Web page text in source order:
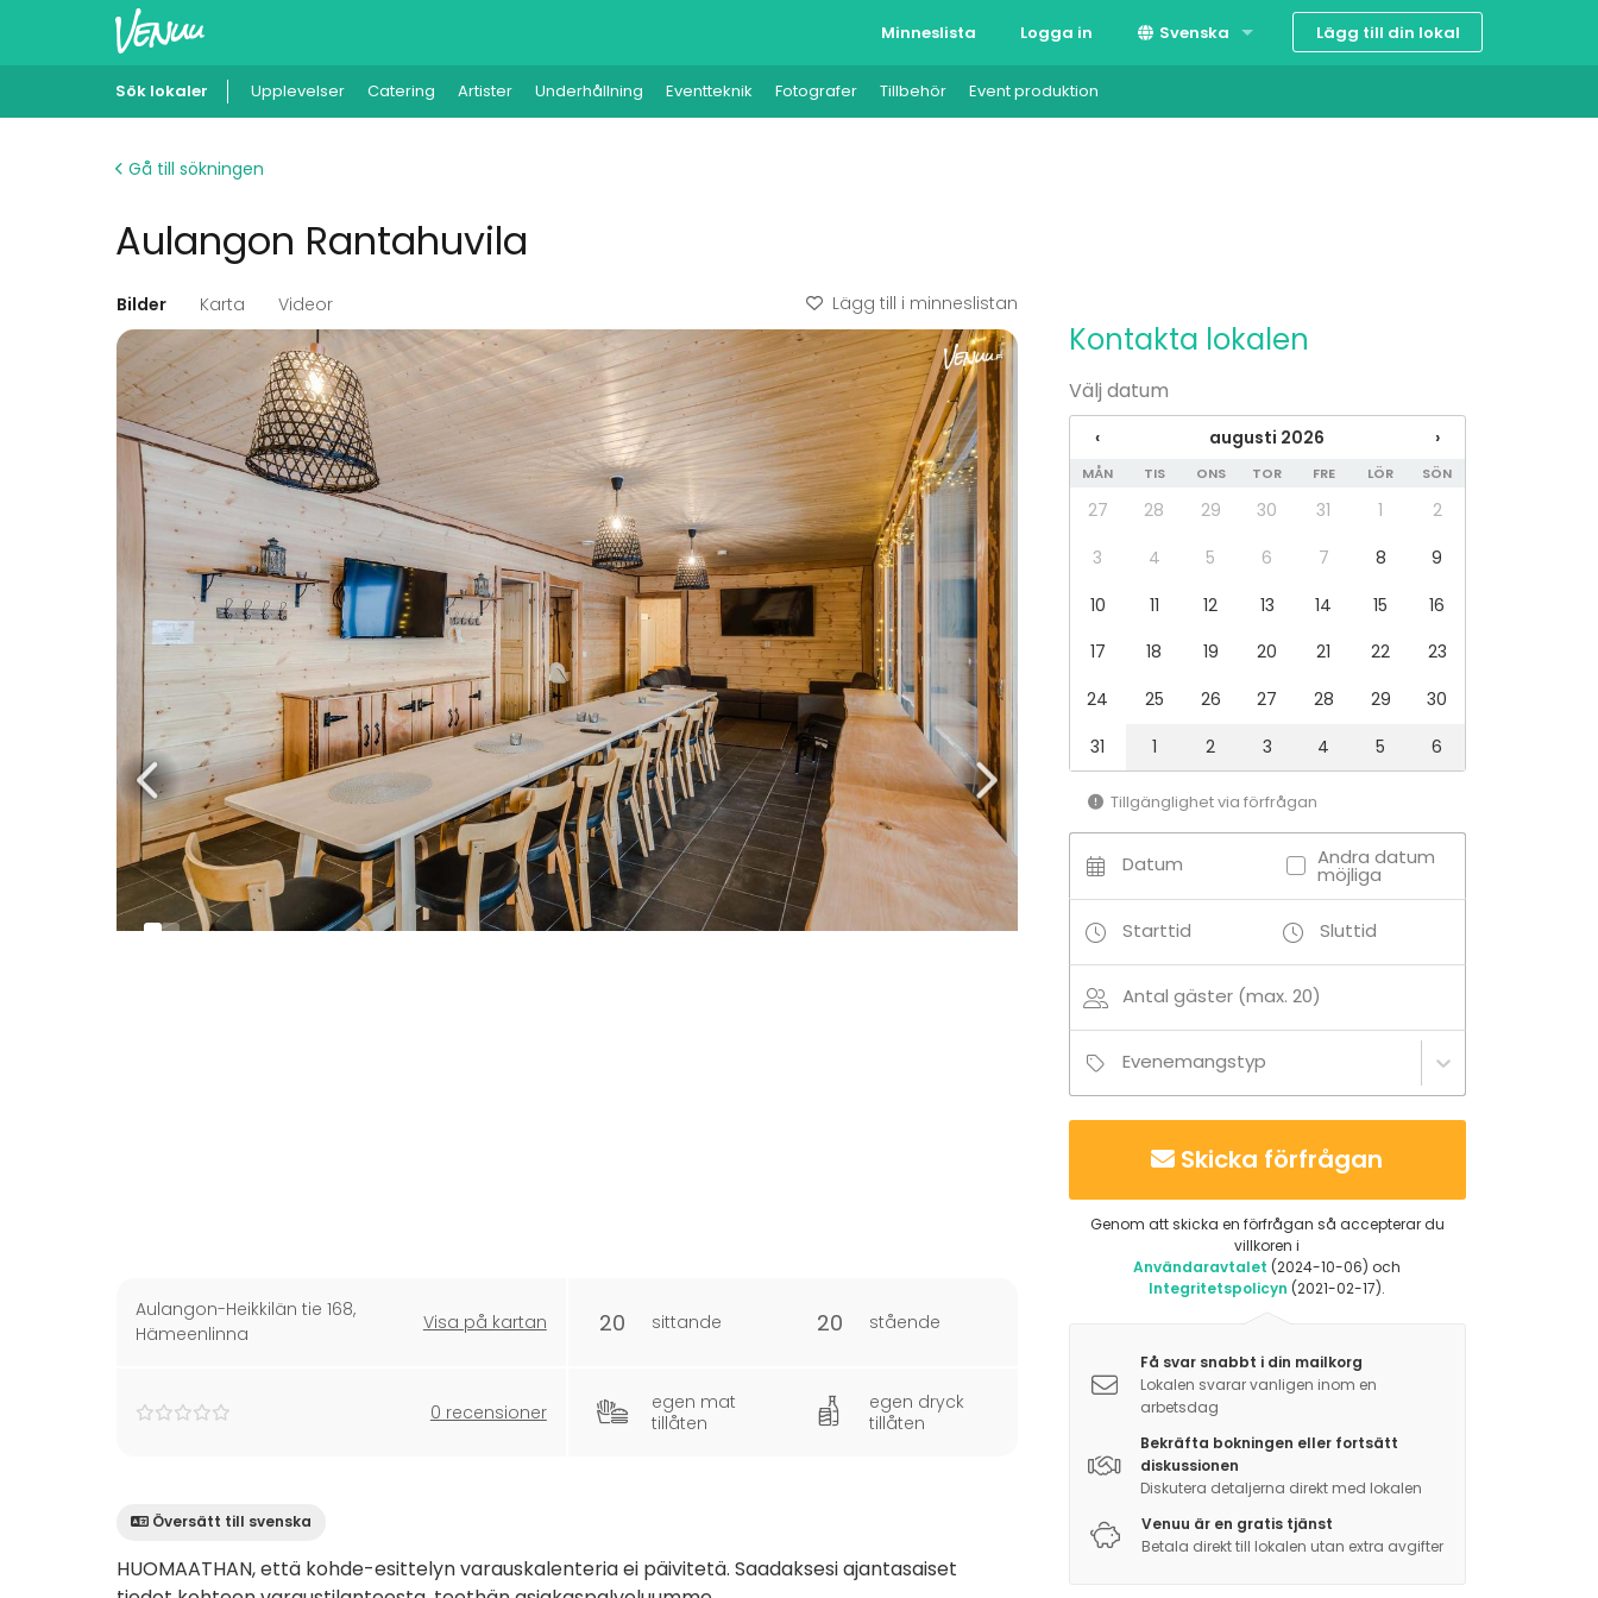
Minneslista Logga in Svenska Lägg till din lokal
Sök lokaler Upplevelser Catering Artister Underhållning Eventteknik Fotografer Tillbehör Event produktion
Gå till sökningen
Aulangon Rantahuvila
Bilder Karta Videor Lägg till i minneslistan
Aulangon-Heikkilän tie 168,
Hämeenlinna
Visa på kartan
0 recensioner
20 sittande 20 stående
egen mat
tillåten
egen dryck
tillåten
Översätt till svenska
HUOMAATHAN, että kohde-esittelyn varauskalenteria ei päivitetä. Saadaksesi ajantasaiset
Kontakta lokalen
Välj datum
‹ augusti 2026 ›
MÅN TIS ONS TOR FRE LÖR SÖN
27 28 29 30 31 1
2
3
4 5 6 7 8
9
10
11 12 13 14 15
16
17
18 19 20 21 22
23
24
25 26 27 28 29
30
31
1 2 3 4 5 6
Tillgänglighet via förfrågan
Datum Andra datum
möjliga
Starttid Sluttid
Antal gäster (max. 20)
Evenemangstyp
Skicka förfrågan
Genom att skicka en förfrågan så accepterar du
villkoren i
Användaravtalet (2024-10-06) och
Integritetspolicyn (2021-02-17).
Få svar snabbt i din mailkorg
Lokalen svarar vanligen inom en
arbetsdag
Bekräfta bokningen eller fortsätt
diskussionen
Diskutera detaljerna direkt med lokalen
Venuu är en gratis tjänst
Betala direkt till lokalen utan extra avgifter